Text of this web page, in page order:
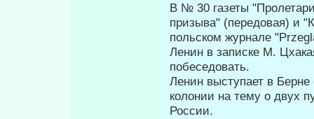
В № 30 газеты
призыва" (передовая) и
польском журнале
Ленин в записке М.
побеседовать.
Ленин выступает в
колонии на тему о двух
России.